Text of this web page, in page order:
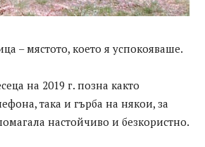
– мястото, което я успокояваше.
на 2019 г. позна както
така и гърба на някои, за
настойчиво и безкористно.